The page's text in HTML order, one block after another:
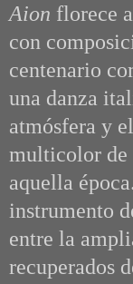
Aion florece
con
centenario
una danza
atmósfera y
multicolor de
aquella
instrumento
entre la
recuperados